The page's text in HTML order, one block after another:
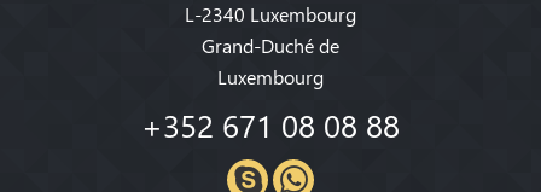
L-2340 Luxembourg
Grand-Duché de
Luxembourg
+352 671 08 08 88